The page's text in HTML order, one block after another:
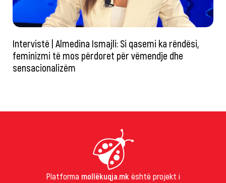
Intervistë | Almedina Ismajli: Si qasemi ka rëndësi,
feminizmi të mos përdoret për vëmendje dhe
sensacionalizëm
Platforma mollëkuqja.mk është projekt i